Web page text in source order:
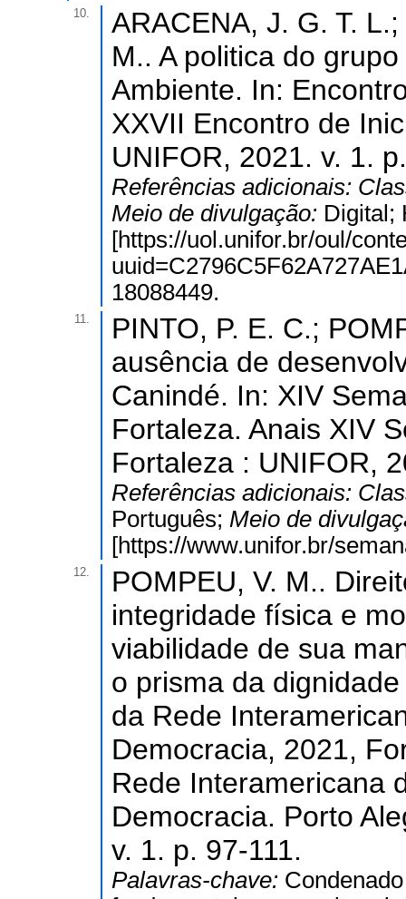
10.
ARACENA, J. G. T.
M.. A politica do
Ambiente. In:
XXVII Encontro de
UNIFOR, 2021. v. 1.
Referências adicionais:
Meio de divulgação: Digital;
[https://uol.unifor.br/oul/
18088449.
11.
PINTO, P. E. C.;
ausência de
Canindé. In: XIV
Fortaleza. Anais XIV
Fortaleza : UNIFOR,
Referências adicionais:
Português; Meio de
[https://www.unifor.br/
12.
POMPEU, V. M..
integridade física e
viabilidade de sua
o prisma da
da Rede
Democracia, 2021,
Rede Interamericana
Democracia. Porto
v. 1. p. 97-111.
Palavras-chave: